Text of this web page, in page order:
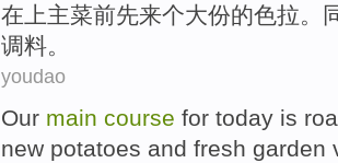
在上主菜前先来个大份的色拉。
调料。
youdao
Our main course for today is
new potatoes and fresh garden